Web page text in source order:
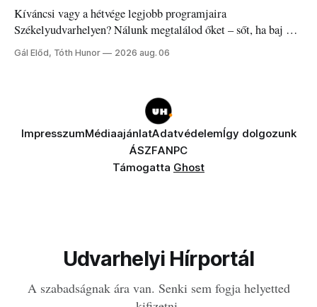
Kíváncsi vagy a hétvége legjobb programjaira
Székelyudvarhelyen? Nálunk megtalálod őket – sőt, ha baj van
a fogaddal, a fogorvosi ügyeletet is!
Gál Előd, Tóth Hunor 2026 aug. 06
ImpresszumMédiaajánlatAdatvédelemÍgy dolgozunk
ÁSZFANPC
Támogatta Ghost
Udvarhelyi Hírportál
A szabadságnak ára van. Senki sem fogja helyetted